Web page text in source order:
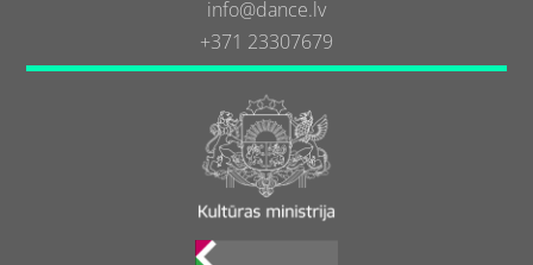
info@dance.lv
+371 23307679